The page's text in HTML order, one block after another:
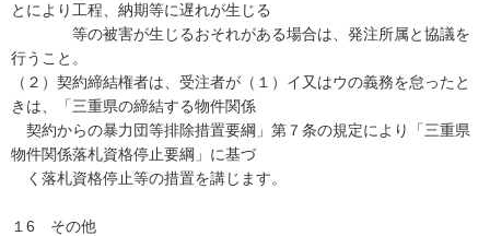
とにより工程、納期等に遅れが生じる
等の被害が生じるおそれがある場合は、発注所属と協議を
行うこと。
（２）契約締結権者は、受注者が（１）イ又はウの義務を怠ったと
きは、「三重県の締結する物件関係
契約からの暴力団等排除措置要綱」第７条の規定により「三重県
物件関係落札資格停止要綱」に基づ
く落札資格停止等の措置を講じます。
１6 その他